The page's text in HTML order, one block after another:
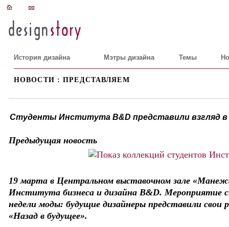
История дизайна Мэтры дизайна Темы
НОВОСТИ : ПРЕДСТАВЛЯЕМ
Студенты Института B&D представили взгляд в
Предыдущая новость
19 марта в Центральном выставочном зале
Института бизнеса и дизайна B&D. Мероприятие
недели моды: будущие дизайнеры представили
«Назад в будущее».